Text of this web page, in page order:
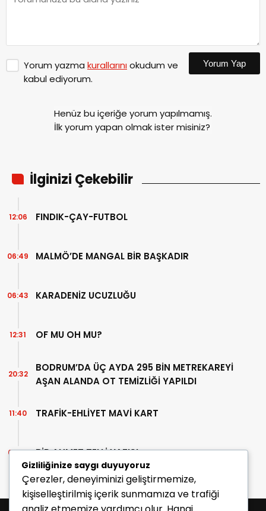
Yorum yazma kurallarınıokudum ve
kabul ediyorum.
Yorum Yap
Henüz bu içeriğe yorum yapılmamış.
İlk yorum yapan olmak ister misiniz?
İlginizi Çekebilir
FINDIK-ÇAY-FUTBOL
12:06
MALMÖ’DE MANGAL BİR BAŞKADIR
06:49
KARADENİZ UCUZLUĞU
06:43
OF MU OH MU?
12:31
BODRUM’DA ÜÇ AYDA 295 BİN METREKAREYİ
AŞAN ALANDA OT TEMİZLİĞİ YAPILDI
20:32
TRAFİK-EHLİYET MAVİ KART
11:40
BİR AHMET TELLİ YAZISI
07:30
Gizliliğinize saygı duyuyoruz
Çerezler, deneyiminizi geliştirmemize,
kişiselleştirilmiş içerik sunmamıza ve trafiği